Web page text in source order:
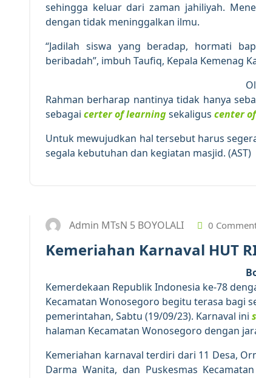
sehingga keluar dari zaman jahiliyah.
dengan tidak meninggalkan ilmu.
“Jadilah siswa yang beradap, hormati
beribadah”, imbuh Taufiq, Kepala Kemenag
Rahman berharap nantinya tidak hanya
sebagai certer of learningsekaligus center
Untuk mewujudkan hal tersebut harus
segala kebutuhan dan kegiatan masjid. (AST)
Admin MTsN 5 BOYOLALI 0
Kemeriahan Karnaval HUT
Kemerdekaan Republik Indonesia ke-78
Kecamatan Wonosegoro begitu terasa bagi
pemerintahan, Sabtu (19/09/23). Karnaval ini
halaman Kecamatan Wonosegoro dengan
Kemeriahan karnaval terdiri dari 11 Desa,
Darma Wanita, dan Puskesmas